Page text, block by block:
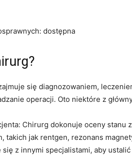
dostępna
się diagnozowaniem,
operacji. Oto niektóre z
Chirurg dokonuje oceny stanu
takich jak rentgen, rezonans
z innymi specjalistami, aby